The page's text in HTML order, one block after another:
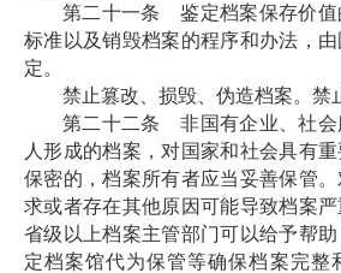
第二十一条 鉴定档案保存价值
标准以及销毁档案的程序和办法，
定。
禁止篡改、损毁、伪造档案。禁
第二十二条 非国有企业、社会
人形成的档案，对国家和社会具有
保密的，档案所有者应当妥善保管
求或者存在其他原因可能导致档案严
省级以上档案主管部门可以给予帮
定档案馆代为保管等确保档案完整